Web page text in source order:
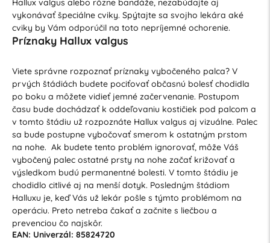
Hallux valgus alebo rôzne bandáže, nezabúdajte aj
vykonávať špeciálne cviky. Spýtajte sa svojho lekára aké
cviky by Vám odporúčil na toto nepríjemné ochorenie.
Príznaky Hallux valgus
Viete správne rozpoznať príznaky vybočeného palca? V
prvých štádiách budete pociťovať občasnú bolesť chodidla
po boku a môžete vidieť jemné začervenanie. Postupom
času bude dochádzať k oddeľovaniu kostičiek pod palcom a
v tomto štádiu už rozpoznáte Hallux valgus aj vizuálne. Palec
sa bude postupne vybočovať smerom k ostatným prstom
na nohe. Ak budete tento problém ignorovať, môže Váš
vybočený palec ostatné prsty na nohe začať križovať a
výsledkom budú permanentné bolesti. V tomto štádiu je
chodidlo citlivé aj na menší dotyk. Posledným štádiom
Halluxu je, keď Vás už lekár pošle s týmto problémom na
operáciu. Preto netreba čakať a začnite s liečbou a
prevenciou čo najskôr.
EAN: Univerzál: 85824720